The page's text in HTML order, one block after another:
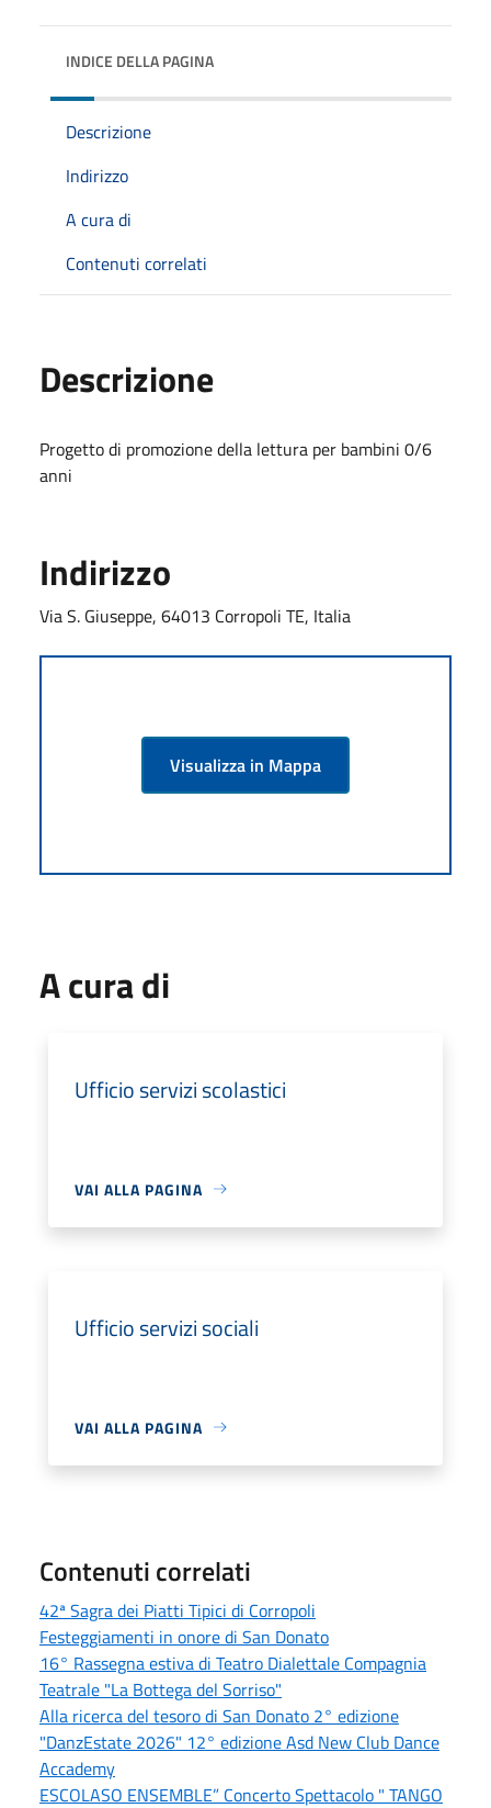
INDICE DELLA PAGINA
Descrizione
Indirizzo
A cura di
Contenuti correlati
Descrizione
Progetto di promozione della lettura per bambini 0/6
anni
Indirizzo
Via S. Giuseppe, 64013 Corropoli TE, Italia
Visualizza in Mappa
A cura di
Ufficio servizi scolastici
VAI ALLA PAGINA
Ufficio servizi sociali
VAI ALLA PAGINA
Contenuti correlati
42ª Sagra dei Piatti Tipici di Corropoli
Festeggiamenti in onore di San Donato
16° Rassegna estiva di Teatro Dialettale Compagnia
Teatrale "La Bottega del Sorriso"
Alla ricerca del tesoro di San Donato 2° edizione
"DanzEstate 2026" 12° edizione Asd New Club Dance
Accademy
ESCOLASO ENSEMBLE” Concerto Spettacolo " TANGO